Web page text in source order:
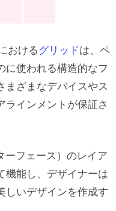
おける グリッドは、ペ
に使われる構造的なフ
まざまなデバイスやス
ラインメントが保証さ
ーフェース）のレイア
機能し、デザイナーは
しいデザインを作成す